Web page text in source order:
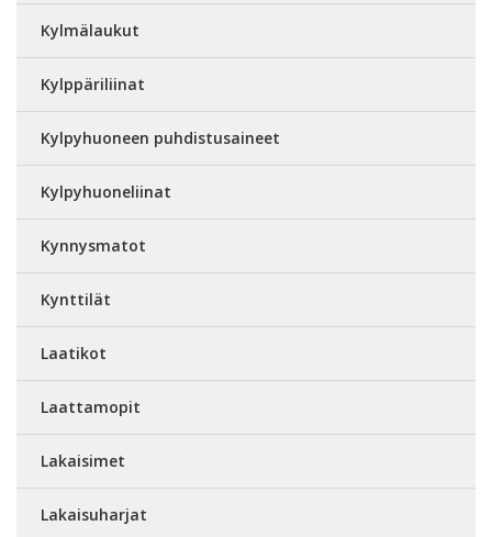
Kylmälaukut
Kylppäriliinat
Kylpyhuoneen puhdistusaineet
Kylpyhuoneliinat
Kynnysmatot
Kynttilät
Laatikot
Laattamopit
Lakaisimet
Lakaisuharjat